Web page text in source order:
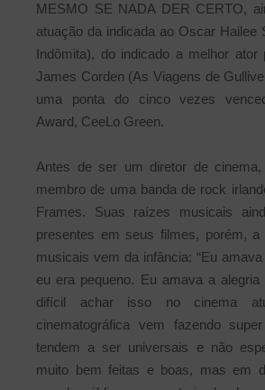
MESMO SE NADA DER CERTO,
atuação da indicada ao Oscar Hailee
Indômita), do indicado a melhor ator
James Corden (As Viagens de
uma ponta do cinco vezes
Award, CeeLo Green.
Antes de ser um diretor de
membro de uma banda de rock
Frames. Suas raízes musicais
presentes em seus filmes, porém,
musicais vem da infância: “Eu
eu era pequeno. Eu amava a
difícil achar isso no cinema
cinematográfica vem fazendo
tendem a ser universais e não
muito bem feitas e boas, mas em